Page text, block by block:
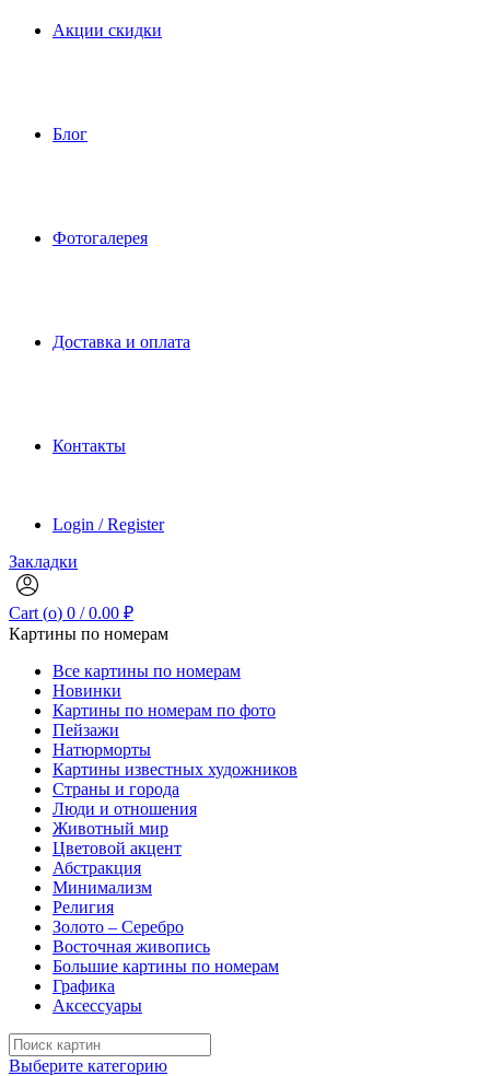
Акции скидки
Блог
Фотогалерея
Доставка и оплата
Контакты
Login / Register
Закладки
Cart (o) 0 / 0.00 ₽
Картины по номерам
Все картины по номерам
Новинки
Картины по номерам по фото
Пейзажи
Натюрморты
Картины известных художников
Страны и города
Люди и отношения
Животный мир
Цветовой акцент
Абстракция
Минимализм
Религия
Золото – Серебро
Восточная живопись
Большие картины по номерам
Графика
Аксессуары
Search
for:
Выберите категорию